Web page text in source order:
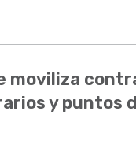
moviliza
y puntos